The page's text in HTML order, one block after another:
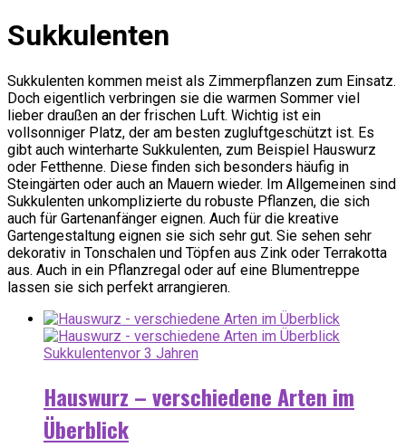
Sukkulenten
Sukkulenten kommen meist als Zimmerpflanzen zum Einsatz.
Doch eigentlich verbringen sie die warmen Sommer viel
lieber draußen an der frischen Luft. Wichtig ist ein
vollsonniger Platz, der am besten zugluftgeschützt ist. Es
gibt auch winterharte Sukkulenten, zum Beispiel Hauswurz
oder Fetthenne. Diese finden sich besonders häufig in
Steingärten oder auch an Mauern wieder. Im Allgemeinen sind
Sukkulenten unkomplizierte du robuste Pflanzen, die sich
auch für Gartenanfänger eignen. Auch für die kreative
Gartengestaltung eignen sie sich sehr gut. Sie sehen sehr
dekorativ in Tonschalen und Töpfen aus Zink oder Terrakotta
aus. Auch in ein Pflanzregal oder auf eine Blumentreppe
lassen sie sich perfekt arrangieren.
Sukkulentenvor 3 Jahren
Hauswurz – verschiedene Arten im
Überblick